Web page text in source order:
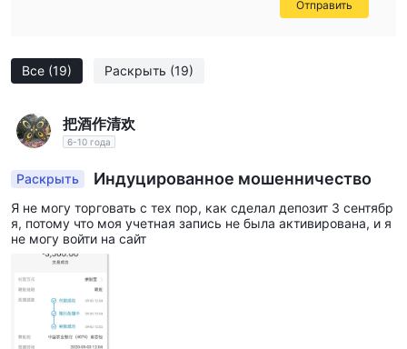
Все (19) Раскрыть (19)
把酒作清欢
6-10 года
Раскрыть Индуцированное мошенничество
Я не могу торговать с тех пор, как сделал депозит 3 сентябр
я, потому что моя учетная запись не была активирована, и я
не могу войти на сайт
Отправить